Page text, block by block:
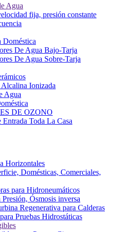
Agua
fija, presión constante
Doméstica
De Agua Bajo-Tarja
De Agua Sobre-Tarja
Ionizada
Agua
DE OZONO
Toda La Casa
Horizontales
Domésticas, Comerciales,
para Hidroneumáticos
Ósmosis inversa
Regenerativa para Calderas
Pruebas Hidrostáticas